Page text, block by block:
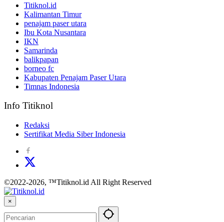
Titiknol.id
Kalimantan Timur
penajam paser utara
Ibu Kota Nusantara
IKN
Samarinda
balikpapan
borneo fc
Kabupaten Penajam Paser Utara
Timnas Indonesia
Info Titiknol
Redaksi
Sertifikat Media Siber Indonesia
©2022-2026, ™Titiknol.id All Right Reserved
×